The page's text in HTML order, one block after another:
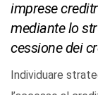
imprese
mediante lo
cessione dei
Individuare